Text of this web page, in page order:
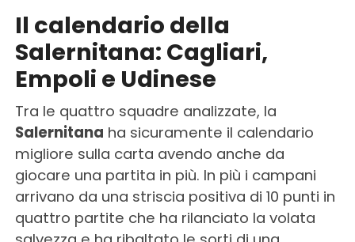
Il calendario della
Salernitana: Cagliari,
Empoli e Udinese
Tra le quattro squadre analizzate, la
Salernitana ha sicuramente il calendario
migliore sulla carta avendo anche da
giocare una partita in più. In più i campani
arrivano da una striscia positiva di 10 punti in
quattro partite che ha rilanciato la volata